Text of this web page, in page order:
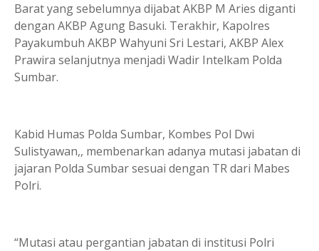
Barat yang sebelumnya dijabat AKBP M Aries diganti
dengan AKBP Agung Basuki. Terakhir, Kapolres
Payakumbuh AKBP Wahyuni Sri Lestari, AKBP Alex
Prawira selanjutnya menjadi Wadir Intelkam Polda
Sumbar.
Kabid Humas Polda Sum­bar, Kombes Pol Dwi
Sulistyawan,, membenarkan adanya mutasi jabatan di
jajaran Polda Sumbar sesuai dengan TR dari Mabes
Polri.
“Mutasi atau pergantian jabatan di institusi Polri